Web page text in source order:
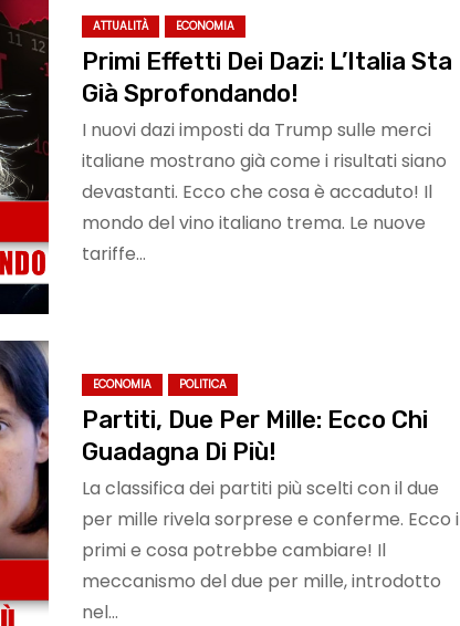
ATTUALITÀ ECONOMIA
Primi Effetti Dei Dazi: L’Italia Sta
Già Sprofondando!
I nuovi dazi imposti da Trump sulle merci
italiane mostrano già come i risultati siano
devastanti. Ecco che cosa è accaduto! Il
mondo del vino italiano trema. Le nuove
tariffe…
ECONOMIA POLITICA
Partiti, Due Per Mille: Ecco Chi
Guadagna Di Più!
La classifica dei partiti più scelti con il due
per mille rivela sorprese e conferme. Ecco i
primi e cosa potrebbe cambiare! Il
meccanismo del due per mille, introdotto
nel…